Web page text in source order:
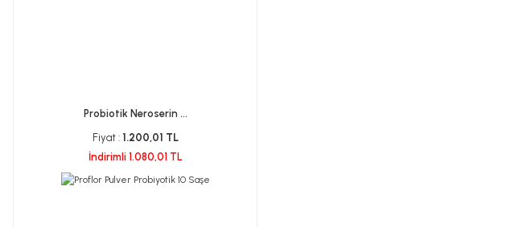
Probiotik Neroserin ...
Fiyat : 1.200,01 TL
İndirimli 1.080,01 TL